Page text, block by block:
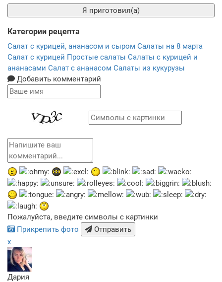
Я приготовил(а)
Категории рецепта
Салат с курицей, ананасом и сыром Салаты на 8 марта
Салат с курицей Простые салаты Салаты с курицей и
ананасами Салат с ананасом Салаты из кукурузы
Добавить комментарий
Пожалуйста, введите символы с картинки
Прикрепить фото
Отправить
x
Дария